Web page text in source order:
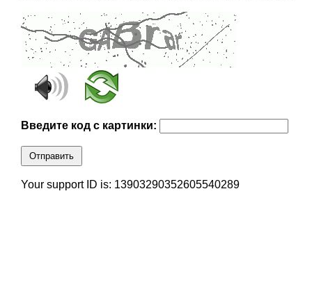
Введите код с картинки:
Отправить
Your support ID is: 13903290352605540289